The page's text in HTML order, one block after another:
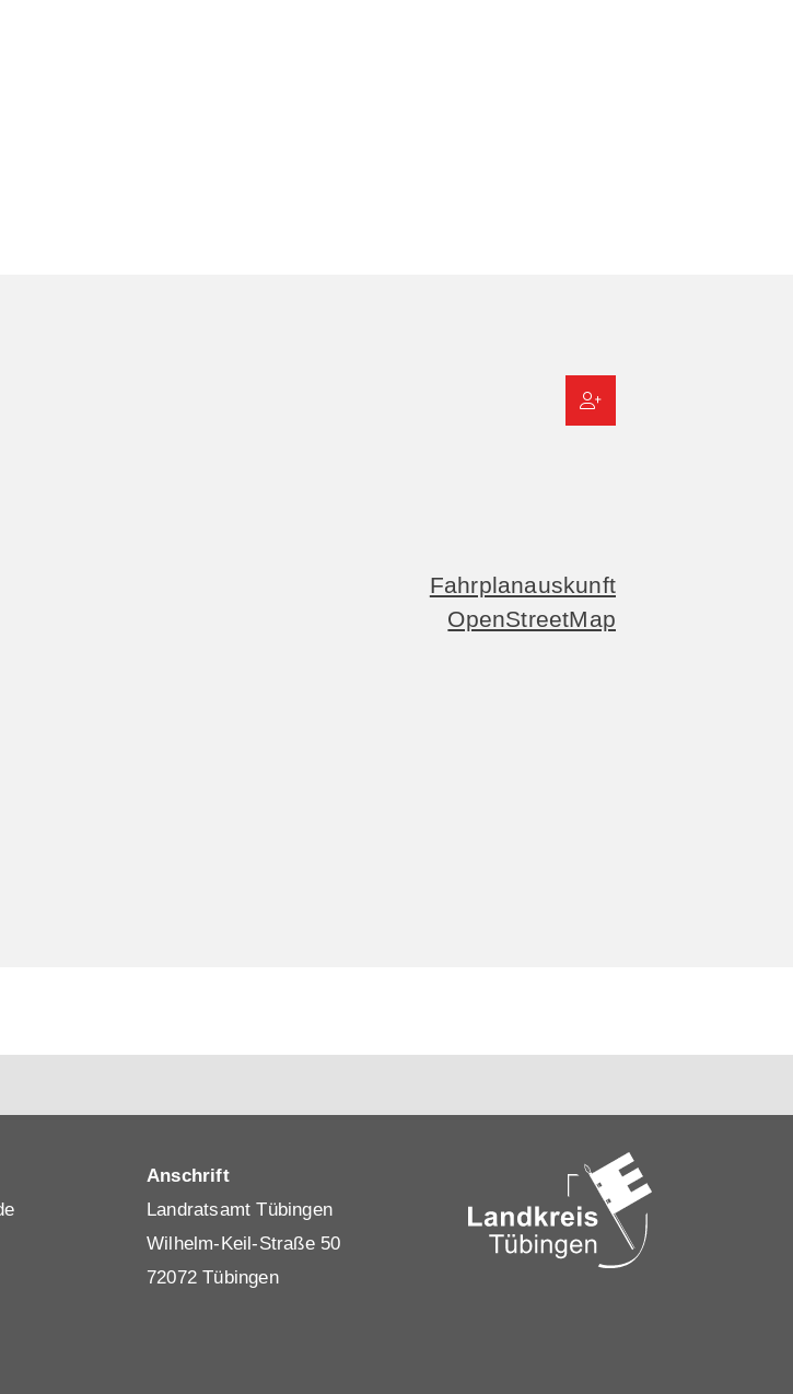
Fahrplanauskunft
OpenStreetMap
Anschrift
Landratsamt Tübingen
Wilhelm-Keil-Straße 50
72072 Tübingen